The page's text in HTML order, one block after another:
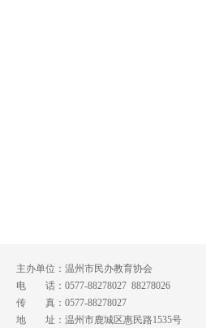
主办单位：温州市民办教育协会
电 话：0577-88278027 88278026
传 真：0577-88278027
地 址：温州市鹿城区惠民路1535号